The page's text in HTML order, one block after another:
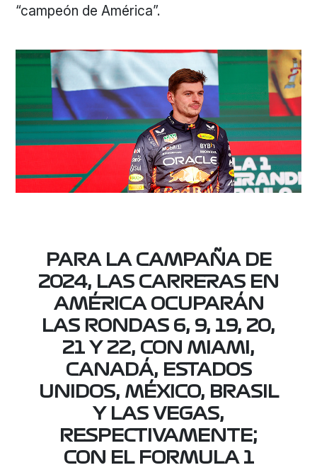
“campeón de América”.
PARA LA CAMPAÑA DE
2024, LAS CARRERAS EN
AMÉRICA OCUPARÁN
LAS RONDAS 6, 9, 19, 20,
21 Y 22, CON MIAMI,
CANADÁ, ESTADOS
UNIDOS, MÉXICO, BRASIL
Y LAS VEGAS,
RESPECTIVAMENTE;
CON EL FORMULA 1